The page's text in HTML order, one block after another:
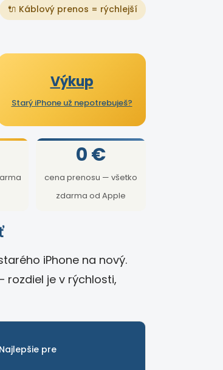
🔌 Káblový prenos = rýchlejší
Výkup
Starý iPhone už nepotrebuješ?
0 €
cena prenosu — všetko
zdarma od Apple
iPhone na nový.
rozdiel je v rýchlosti,
Najlepšie pre